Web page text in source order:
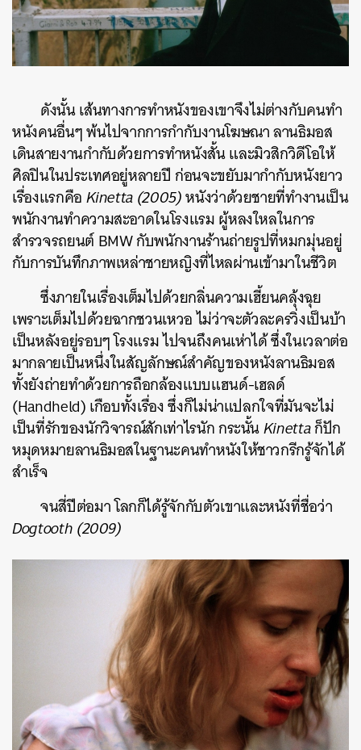
ดังนั้น เส้นทางการทำหนังของเขาจึงไม่ต่างกับคนทำ
หนังคนอื่นๆ พ้นไปจากการกำกับงานโฆษณา ลานธิมอส
เดินสายงานกำกับด้วยการทำหนังสั้น และมิวสิกวิดีโอให้
ศิลปินในประเทศอยู่หลายปี ก่อนจะขยับมากำกับหนังยาว
เรื่องแรกคือKinetta (2005)หนังว่าด้วยชายที่ทำงานเป็น
พนักงานทำความสะอาดในโรงแรม ผู้หลงใหลในการ
สำรวจรถยนต์ BMW กับพนักงานร้านถ่ายรูปที่หมกมุ่นอยู่
กับการบันทึกภาพเหล่าชายหญิงที่ไหลผ่านเข้ามาในชีวิต
ซึ่งภายในเรื่องเต็มไปด้วยกลิ่นความเฮี้ยนคลุ้งฉุย
เพราะเต็มไปด้วยฉากชวนเหวอ ไม่ว่าจะตัวละครวิ่งเป็นบ้า
เป็นหลังอยู่รอบๆ โรงแรม ไปจนถึงคนเห่าได้ ซึ่งในเวลาต่อ
มากลายเป็นหนึ่งในสัญลักษณ์สำคัญของหนังลานธิมอส
ทั้งยังถ่ายทำด้วยการถือกล้องแบบแฮนด์-เฮลด์
(Handheld) เกือบทั้งเรื่อง ซึ่งก็ไม่น่าแปลกใจที่มันจะไม่
เป็นที่รักของนักวิจารณ์สักเท่าไรนัก กระนั้นKinettaก็ปัก
หมุดหมายลานธิมอสในฐานะคนทำหนังให้ชาวกรีกรู้จักได้
สำเร็จ
จนสี่ปีต่อมา โลกก็ได้รู้จักกับตัวเขาและหนังที่ชื่อว่า
Dogtooth (2009)